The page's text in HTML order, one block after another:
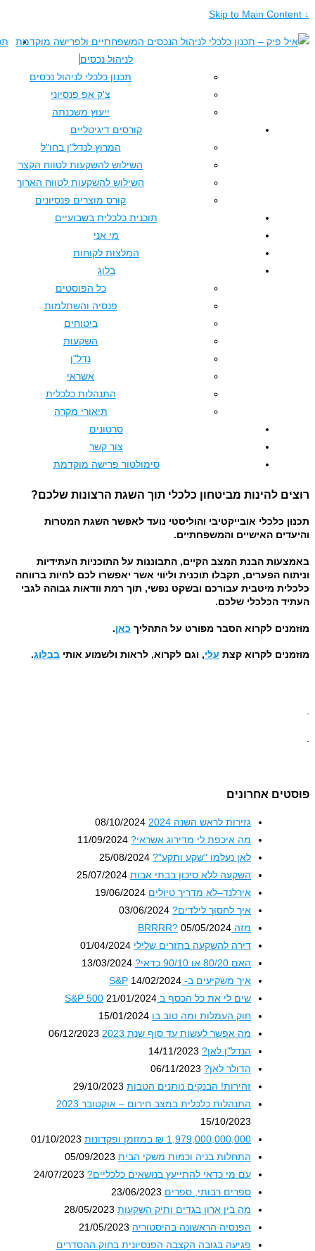
תכנון כלכלי
לניהול נכסים
תכנון כלכלי לניהול נכסים
צ'ק אפ פנסיוני
ייעוץ משכנתה
קורסים דיגיטליים
המרוץ לנדל"ן בחו"ל
השילוש להשקעות לטווח הקצר
השילוש להשקעות לטווח הארוך
קורס מוצרים פנסיונים
תוכנית כלכלית בשבועיים
המלצות לקוחות
כל הפוסטים
פנסיה והשתלמות
התנהלות כלכלית
תיאורי מקרה
סימולטור פרישה מוקדמת
מביטחון כלכלי תוך השגת הרצונות שלכם?
אובייקטיבי והוליסטי נועד לאפשר השגת המטרות
והמשפחתיים.
המצב הקיים, התבוננות על התוכניות העתידיות
תקבלו תוכנית וליווי אשר יאפשרו לכם לחיות ברווחה
עבורכם ובשקט נפשי, תוך רמת וודאות גבוהה לגבי
שלכם.
לקרוא הסבר מפורט על התהליךכאן.
לקרוא קצתעלי, וגם לקרוא, לראות ולשמוע אותיבבלוג.
גזירות לראש השנה 2024
08/10/2024
מה איכפת לי מדירוג אשראי? 11/09/2024
לאן נעלמו "שקע ותקע"? 25/08/2024
השקעה ללא סיכון בבתי אבות 25/07/2024
אירלנד–לא מדריך טיולים 19/06/2024
איך לחסוך לילדים? 03/06/2024
05/05/2024
דירה להשקעה בתזרים שלילי 01/04/2024
13/03/2024
איך משקיעים ב- S&P14/02/2024
שים לי את כל הכסף ב S&P 50021/01/2024
חוק העמלות ומה טוב בו 15/01/2024
מה אפשר לעשות עד סוף שנת 2023
06/12/2023
הנדל"ן לאן? 14/11/2023
הדולר לאן? 06/11/2023
זהירות! הבנקים נותנים הטבות 29/10/2023
התנהלות כלכלית במצב חירום – אוקטובר 2023
15/10/2023
1,979,000,000,000 ₪ במזומן ופקדונות
01/10/2023
התחלות בניה וכמות משקי הבית 05/09/2023
עם מי כדאי להתייעץ בנושאים כלכליים? 24/07/2023
ספרים רבותי, ספרים 23/06/2023
מה בין ארון בגדים ותיק השקעות 28/05/2023
הפנסיה הראשונה בהיסטוריה 21/05/2023
פגיעה בגובה הקצבה הפנסיונית בחוק ההסדרים